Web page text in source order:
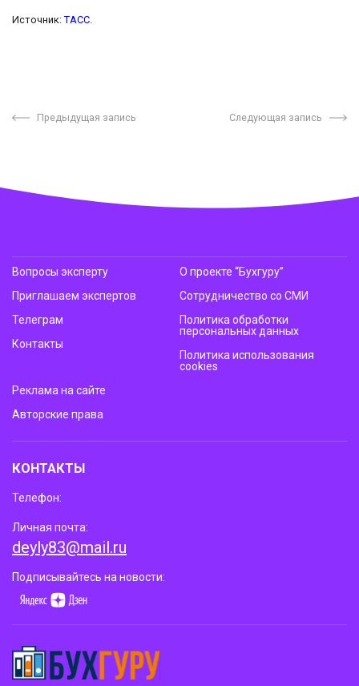
Источник: ТАСС
Предыдущая запись Следующая запись
Вопросы эксперту
Приглашаем экспертов
Телеграм
Контакты
О проекте “Бухгуру”
Сотрудничество со СМИ
Политика обработки
персональных данных
Политика использования
cookies
Реклама на сайте
Авторские права
КОНТАКТЫ
Телефон:
Личная почта:
deyly83@mail.ru
Подписывайтесь на новости: